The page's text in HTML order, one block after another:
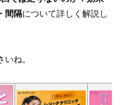
間隔について詳しく解説し
ね。